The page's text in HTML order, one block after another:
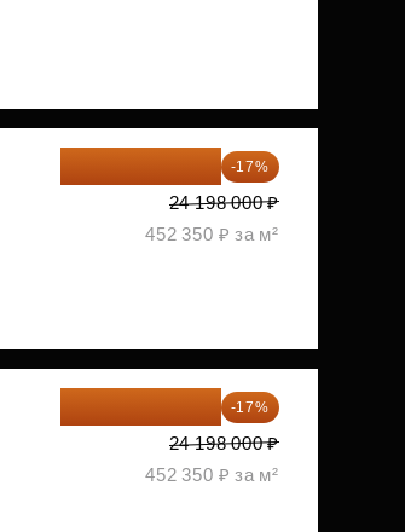
-17%
24 198 000 ₽
452 350 ₽ за м²
-17%
24 198 000 ₽
452 350 ₽ за м²